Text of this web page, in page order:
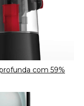
com 59%